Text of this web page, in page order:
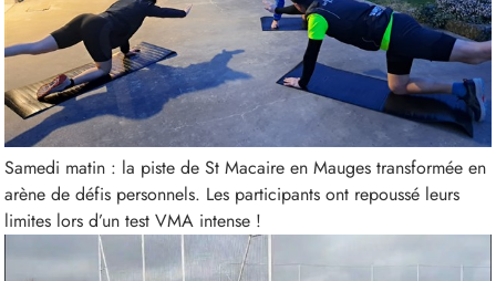
Samedi matin : la piste de St Macaire en Mauges transformée en
arène de défis personnels. Les participants ont repoussé leurs
limites lors d’un test VMA intense !